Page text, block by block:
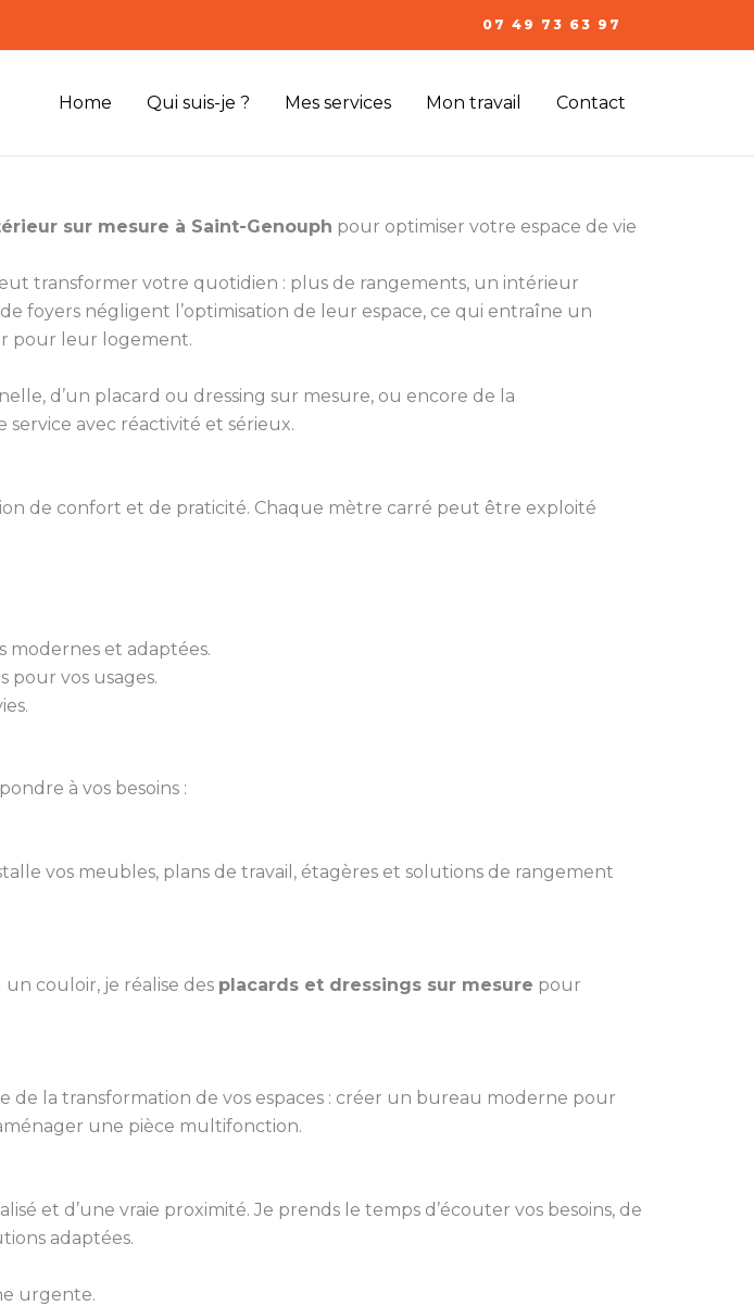
07 49 73 63 97
Home Qui suis-je ? Mes services Mon travail Contact
sur mesure à Saint-Genouph pour optimiser votre espace de vie
transformer votre quotidien : plus de rangements, un intérieur
foyers négligent l’optimisation de leur espace, ce qui entraîne un
pour leur logement.
d’un placard ou dressing sur mesure, ou encore de la
avec réactivité et sérieux.
de confort et de praticité. Chaque mètre carré peut être exploité
modernes et adaptées.
pour vos usages.
à vos besoins :
vos meubles, plans de travail, étagères et solutions de rangement
couloir, je réalise des placards et dressings sur mesure pour
de la transformation de vos espaces : créer un bureau moderne pour
une pièce multifonction.
et d’une vraie proximité. Je prends le temps d’écouter vos besoins, de
adaptées.
urgente.